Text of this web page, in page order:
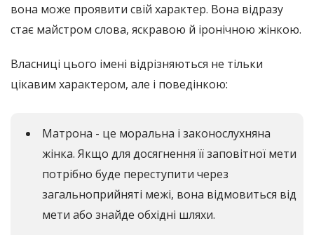
вона може проявити свій характер. Вона відразу
стає майстром слова, яскравою й іронічною жінкою.
Власниці цього імені відрізняються не тільки
цікавим характером, але і поведінкою:
Матрона - це моральна і законослухняна
жінка. Якщо для досягнення її заповітної мети
потрібно буде переступити через
загальноприйняті межі, вона відмовиться від
мети або знайде обхідні шляхи.